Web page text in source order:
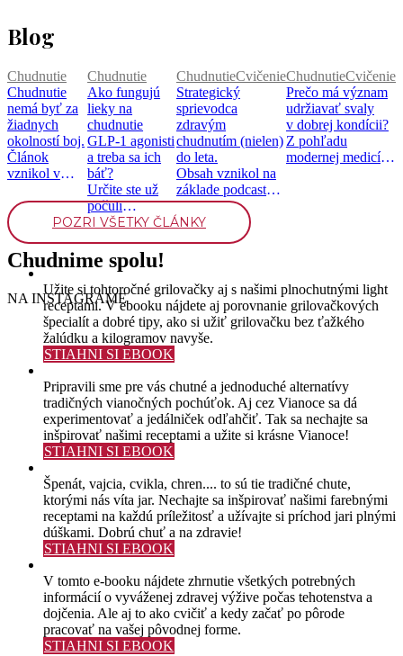
Blog
Chudnutie
Chudnutie
nemá byť za
žiadnych
okolností boj.
Článok
vznikol v
časopisom
Moje zdravie.
[…]
Chudnutie
Ako fungujú
lieky na
chudnutie
GLP-1 agonisti
a treba sa ich
báť?
Určite ste už
počuli
o liekoch na
prvý […]
ChudnutieCvičenie
Strategický
sprievodca
zdravým
chudnutím (nielen)
do leta.
Obsah vznikol na
základe podcastu
Chronicky
v pohode, epizóda
ChudnutieCvičenie
Prečo má význam
udržiavať svaly
v dobrej kondícii?
Z pohľadu
modernej medicíny
POZRI VŠETKY ČLÁNKY
Chudnime spolu!
NA INSTAGRAME
Užite si tohtoročné grilovačky aj s našimi plnochutnými light
receptami. V ebooku nájdete aj porovnanie grilovačkových
špecialít a dobré tipy, ako si užiť grilovačku bez ťažkého
žalúdku a kilogramov navyše.
STIAHNI SI EBOOK
Pripravili sme pre vás chutné a jednoduché alternatívy
tradičných vianočných pochúťok. Aj cez Vianoce sa dá
experimentovať a jedálniček odľahčiť. Tak sa nechajte sa
inšpirovať našimi receptami a užite si krásne Vianoce!
STIAHNI SI EBOOK
Špenát, vajcia, cvikla, chren.... to sú tie tradičné chute,
ktorými nás víta jar. Nechajte sa inšpirovať našimi farebnými
receptami na každú príležitosť a užívajte si príchod jari plnými
dúškami. Dobrú chuť a na zdravie!
STIAHNI SI EBOOK
V tomto e-booku nájdete zhrnutie všetkých potrebných
informácií o vyváženej zdravej výžive počas tehotenstva a
dojčenia. Ale aj to ako cvičiť a kedy začať po pôrode
pracovať na vašej pôvodnej forme.
STIAHNI SI EBOOK